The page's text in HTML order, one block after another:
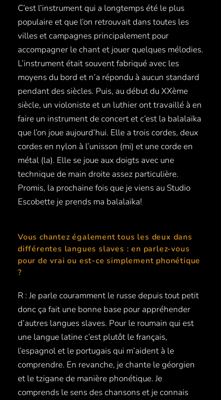
C’est l’instrument qui a longtemps été le plus
populaire et que l’on retrouvait dans toutes les
villes et campagnes principalement pour
accompagner le chant et jouer quelques mélodies.
L’instrument était souvent fabriqué avec les
moyens du bord et n’a répondu à aucun standard
pendant des siècles. Puis, au début du XXème
siècle, un violoniste et un luthier ont travaillé à en
faire un instrument de concert et c’est la balalaïka
que l’on joue aujourd’hui. Elle a trois cordes, deux
cordes en nylon à l’unisson (mi) et une corde en
métal (la). Elle se joue aux doigts avec une
technique de main droite assez particulière.
Promis, la prochaine fois que je viens au Studio
Escobette je prends ma balalaïka!
Vous chantez également tous les deux dans
différentes langues slaves : en parlez-vous
pour de vrai ou est-ce simplement phonétique
?
R : Je parle couramment le russe depuis tout petit
donc ça fait une bonne base pour appréhender
d’autres langues slaves. Pour le roumain qui est
une langue latine c’est plutôt le français,
l’espagnol et le portugais qui m’aident à le
comprendre. En revanche, je chante le géorgien
et le tzigane de manière phonétique. Je
comprends le sens des chansons et je connais